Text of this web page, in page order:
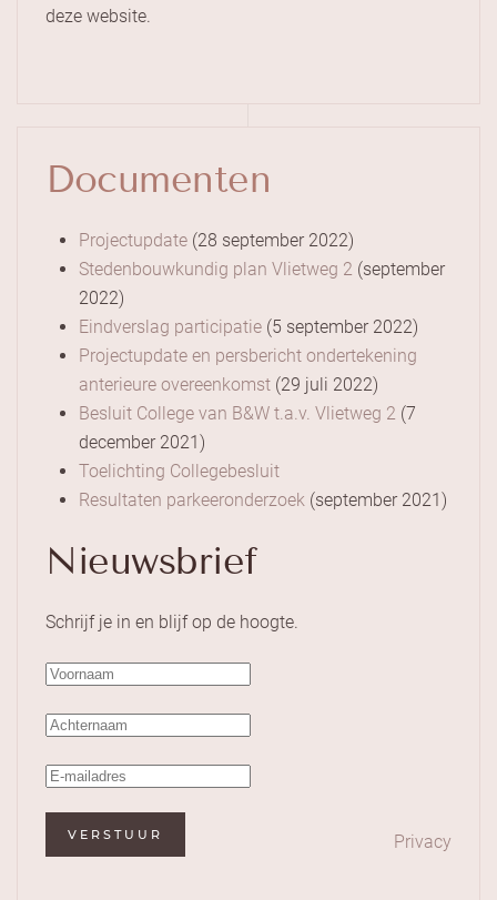
deze website.
Documenten
Projectupdate (28 september 2022)
Stedenbouwkundig plan Vlietweg 2 (september
2022)
Eindverslag participatie (5 september 2022)
Projectupdate en persbericht ondertekening
anterieure overeenkomst (29 juli 2022)
Besluit College van B&W t.a.v. Vlietweg 2 (7
december 2021)
Toelichting Collegebesluit
Resultaten parkeeronderzoek (september 2021)
Nieuwsbrief
Schrijf je in en blijf op de hoogte.
VERSTUUR Privacy